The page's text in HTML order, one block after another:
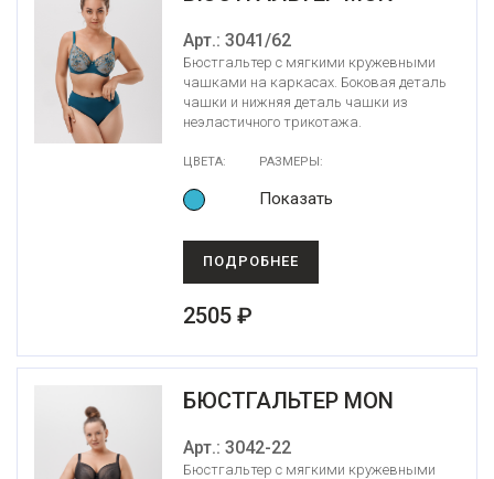
Арт.: 3041/62
Бюстгальтер с мягкими кружевными
чашками на каркасах. Боковая деталь
чашки и нижняя деталь чашки из
неэластичного трикотажа.
ЦВЕТА: РАЗМЕРЫ:
Показать
ПОДРОБНЕЕ
2505 ₽
БЮСТГАЛЬТЕР MON
Арт.: 3042-22
Бюстгальтер с мягкими кружевными